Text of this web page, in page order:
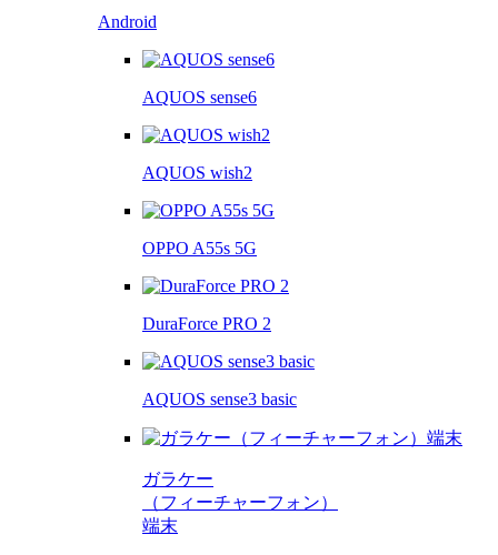
Android
AQUOS sense6
AQUOS wish2
OPPO A55s 5G
DuraForce PRO 2
AQUOS sense3 basic
ガラケー
（フィーチャーフォン）
端末